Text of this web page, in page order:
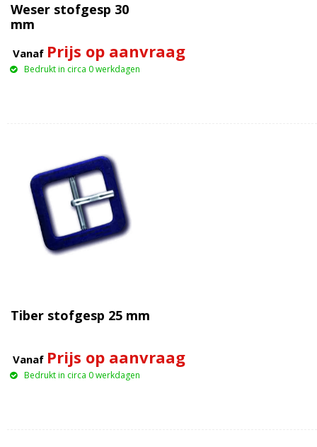
Weser stofgesp 30
mm
Vanaf Prijs op aanvraag
Bedrukt in circa 0 werkdagen
Tiber stofgesp 25 mm
Vanaf Prijs op aanvraag
Bedrukt in circa 0 werkdagen